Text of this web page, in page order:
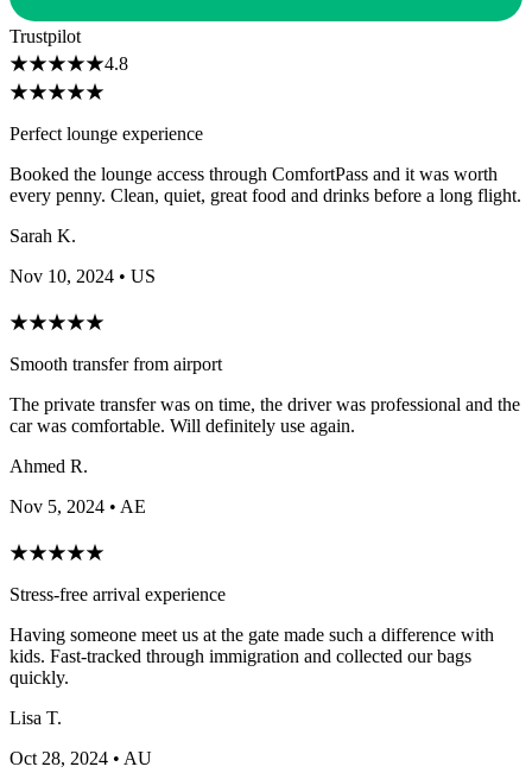
Trustpilot
★★★★★4.8
★★★★★
Perfect lounge experience
Booked the lounge access through ComfortPass and it was worth
every penny. Clean, quiet, great food and drinks before a long flight.
Sarah K.
Nov 10, 2024 • US
★★★★★
Smooth transfer from airport
The private transfer was on time, the driver was professional and the
car was comfortable. Will definitely use again.
Ahmed R.
Nov 5, 2024 • AE
★★★★★
Stress-free arrival experience
Having someone meet us at the gate made such a difference with
kids. Fast-tracked through immigration and collected our bags
quickly.
Lisa T.
Oct 28, 2024 • AU